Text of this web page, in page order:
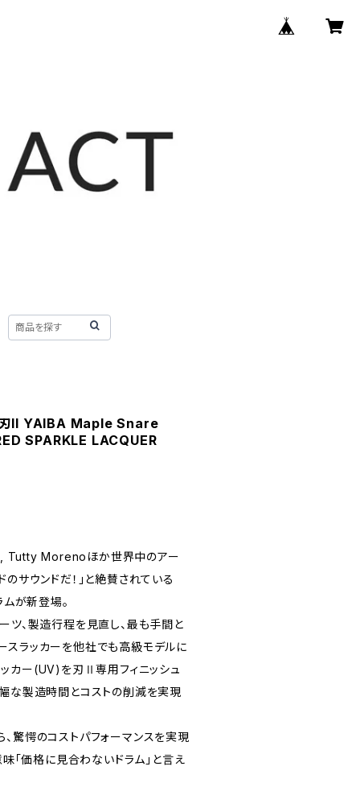
II YAIBA Maple Snare
SPARKLE LACQUER
Tutty Morenoほか世界中のアー
のサウンドだ！」と絶賛されている
が新登場。
ツ、製造行程を見直し、最も手間と
スラッカーを他社でも高級モデルに
カー(UV)を刃Ⅱ専用フィニッシュ
な製造時間とコストの削減を実現
驚愕のコストパフォーマンスを実現
「価格に見合わないドラム」と言え